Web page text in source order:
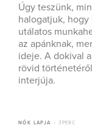
Úgy teszünk,
halogatjuk,
utálatos
az apánknak,
ideje. A dokival
rövid
interjúja.
NŐK LAPJA 3 PERC